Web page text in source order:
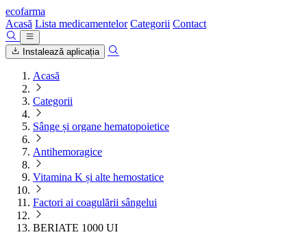
ecofarma
Acasă Lista medicamentelor Categorii Contact
Instalează aplicația
Acasă
Categorii
Sânge și organe hematopoietice
Antihemoragice
Vitamina K și alte hemostatice
Factori ai coagulării sângelui
BERIATE 1000 UI